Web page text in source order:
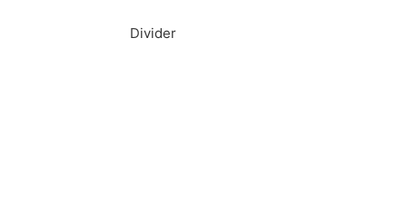
Divider